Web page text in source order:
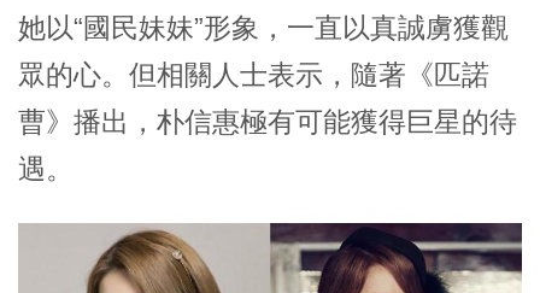
她以“國民妹妹”形象，一直以真誠虜獲觀
眾的心。但相關人士表示，隨著《匹諾
曹》播出，朴信惠極有可能獲得巨星的待
遇。